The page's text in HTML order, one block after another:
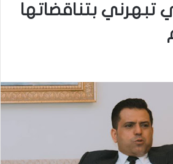
تبهرني بتناقضاتها